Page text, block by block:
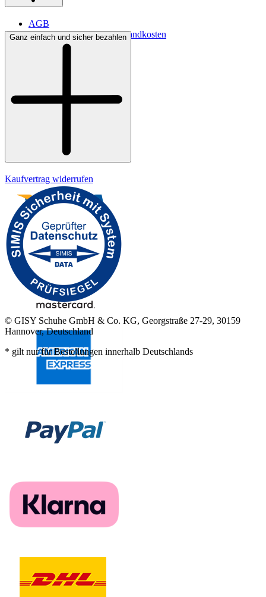
AGB
Lieferbedingungen & Versandkosten
Bezahlung
Ganz einfach und sicher bezahlen
Kaufvertrag widerrufen
© GISY Schuhe GmbH & Co. KG, Georgstraße 27-29, 30159
Hannover, Deutschland
* gilt nur für Bestellungen innerhalb Deutschlands